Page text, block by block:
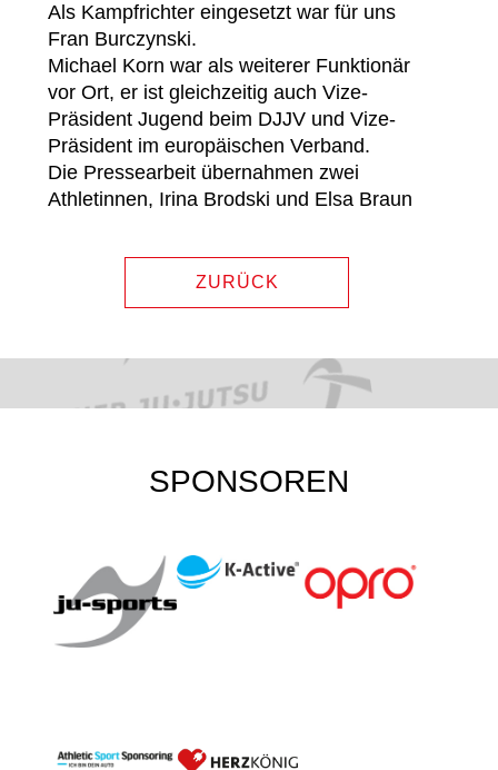
Als Kampfrichter eingesetzt war für uns
Fran Burczynski.
Michael Korn war als weiterer Funktionär
vor Ort, er ist gleichzeitig auch Vize-
Präsident Jugend beim DJJV und Vize-
Präsident im europäischen Verband.
Die Pressearbeit übernahmen zwei
Athletinnen, Irina Brodski und Elsa Braun
ZURÜCK
SPONSOREN